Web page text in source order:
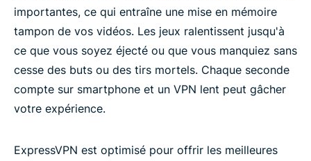
importantes, ce qui entraîne une mise en mémoire
tampon de vos vidéos. Les jeux ralentissent jusqu'à
ce que vous soyez éjecté ou que vous manquiez sans
cesse des buts ou des tirs mortels. Chaque seconde
compte sur smartphone et un VPN lent peut gâcher
votre expérience.
ExpressVPN est optimisé pour offrir les meilleures